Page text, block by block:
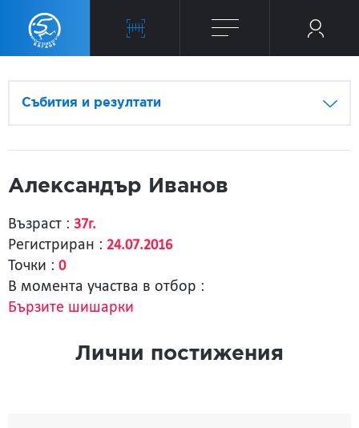
Събития и резултати
Александър Иванов
Възраст : 37г.
Регистриран : 24.07.2016
Точки : 0
В момента участва в отбор :
Бързите шишарки
Лични постижения